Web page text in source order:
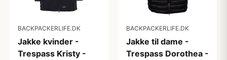
BACKPACKERLIFE.DK
Jakke kvinder -
Trespass Kristy -
BACKPACKERLIFE.DK
Jakke til dame -
Trespass Dorothea -